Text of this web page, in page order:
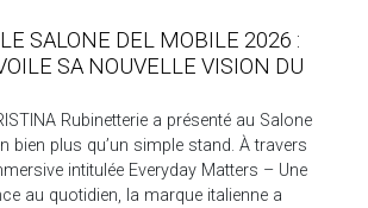
SALONE DEL MOBILE 2026 :
SA NOUVELLE VISION DU
Rubinetterie a présenté au Salone
bien plus qu’un simple stand. À travers
intitulée Everyday Matters – Une
au quotidien, la marque italienne a